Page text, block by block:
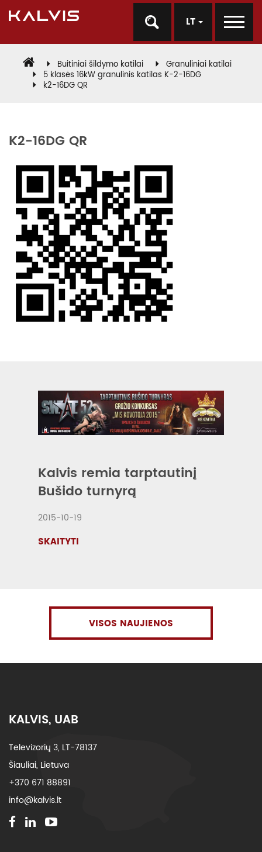
LT
Buitiniai šildymo katilai
Granuliniai katilai
5 klasės 16kW granulinis katilas K-2-16DG
k2-16DG QR
K2-16DG QR
Kalvis remia tarptautinį
Bušido turnyrą
2015-10-19
SKAITYTI
VISOS NAUJIENOS
KALVIS, UAB
Televizorių 3, LT-78137
Šiauliai, Lietuva
+370 671 88891
info@kalvis.lt